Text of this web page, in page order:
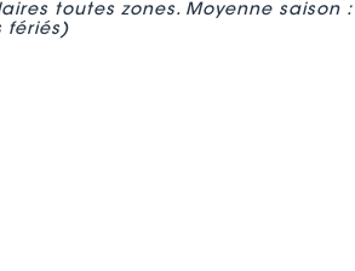
toutes zones. Moyenne
fériés)